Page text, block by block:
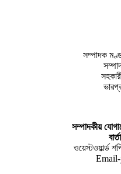
সম্পাদক
সম্পাদকীয়
ওয়েস্টওয়ার্ল্ড